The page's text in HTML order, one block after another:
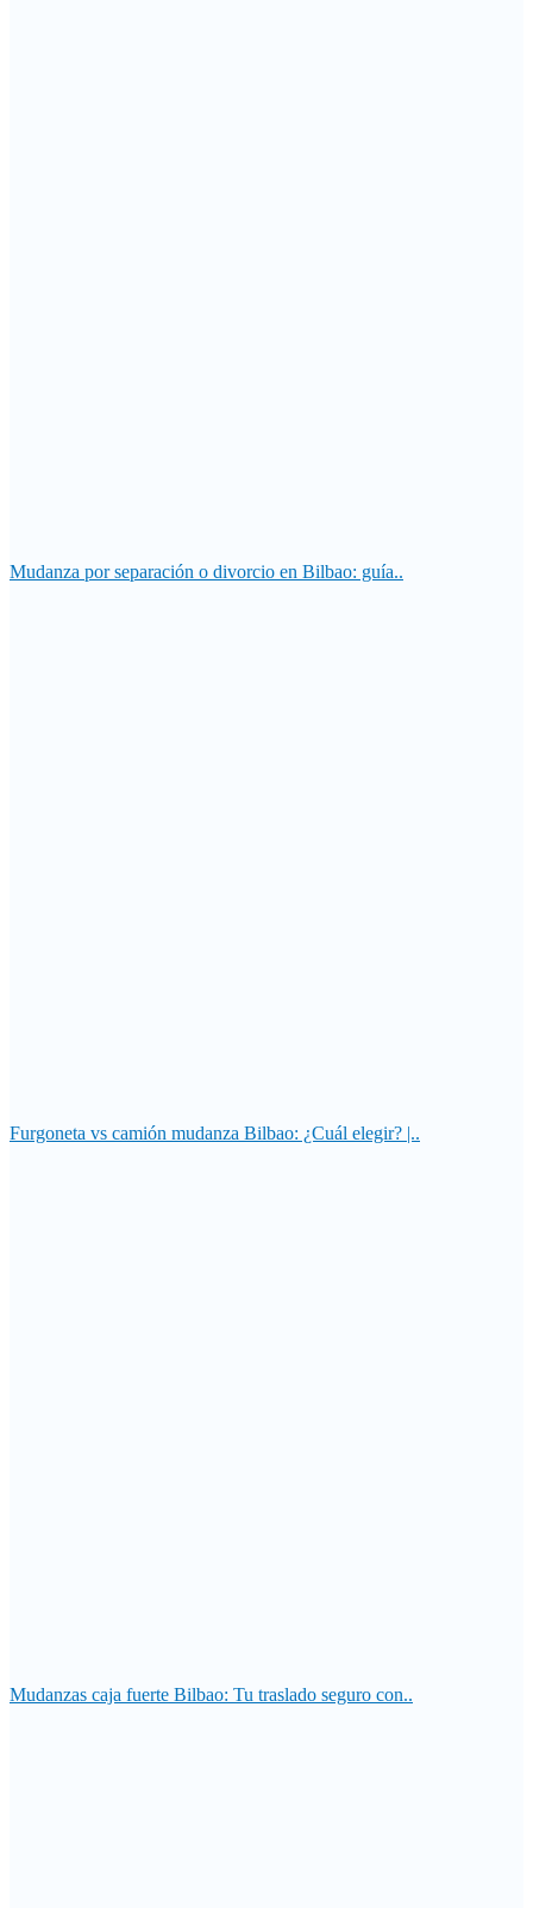
Mudanza por separación o divorcio en Bilbao: guía..
Furgoneta vs camión mudanza Bilbao: ¿Cuál elegir? |..
Mudanzas caja fuerte Bilbao: Tu traslado seguro con..